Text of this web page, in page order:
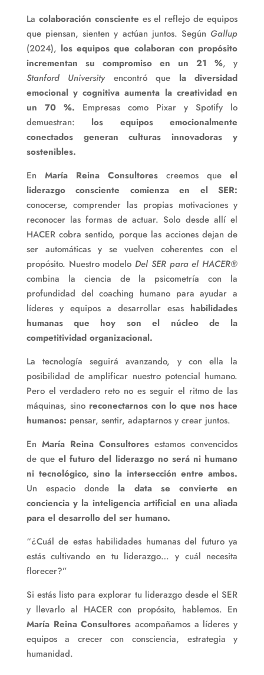
La colaboración consciente es el reflejo de equipos
que piensan, sienten y actúan juntos. Según Gallup
(2024), los equipos que colaboran con propósito
incrementan su compromiso en un 21 %, y
Stanford Universityencontró que la diversidad
emocional y cognitiva aumenta la creatividad en
un 70 %. Empresas como Pixar y Spotify lo
demuestran: los equipos emocionalmente
conectados generan culturas innovadoras y
sostenibles.
En María Reina Consultores creemos queel
liderazgo consciente comienza en el SER:
conocerse, comprender las propias motivaciones y
reconocer las formas de actuar. Solo desde allí el
HACER cobra sentido, porque las acciones dejan de
ser automáticas y se vuelven coherentes con el
propósito. Nuestro modeloDel SER para el HACER®
combina la ciencia de la psicometría con la
profundidad del coaching humano para ayudar a
líderes y equipos a desarrollar esas habilidades
humanas que hoy son el núcleo de la
competitividad organizacional.
La tecnología seguirá avanzando, y con ella la
posibilidad de amplificar nuestro potencial humano.
Pero el verdadero reto no es seguir el ritmo de las
máquinas, sino reconectarnos con lo que nos hace
humanos: pensar, sentir, adaptarnos y crear juntos.
En María Reina Consultores estamos convencidos
de queel futuro del liderazgo no será ni humano
ni tecnológico, sino la intersección entre ambos.
Un espacio donde la data se convierte en
conciencia y la inteligencia artificial en una aliada
para el desarrollo del ser humano.
“¿Cuál de estas habilidades humanas del futuro ya
estás cultivando en tu liderazgo… y cuál necesita
florecer?”
Si estás listo para explorar tu liderazgo desde el SER
y llevarlo al HACER con propósito, hablemos. En
María Reina Consultores acompañamos a líderes y
equipos a crecer con consciencia, estrategia y
humanidad.